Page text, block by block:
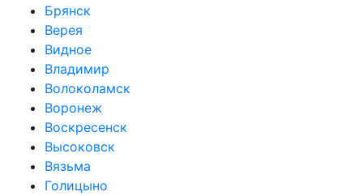
Брянск
Верея
Видное
Владимир
Волоколамск
Воронеж
Воскресенск
Высоковск
Вязьма
Голицыно